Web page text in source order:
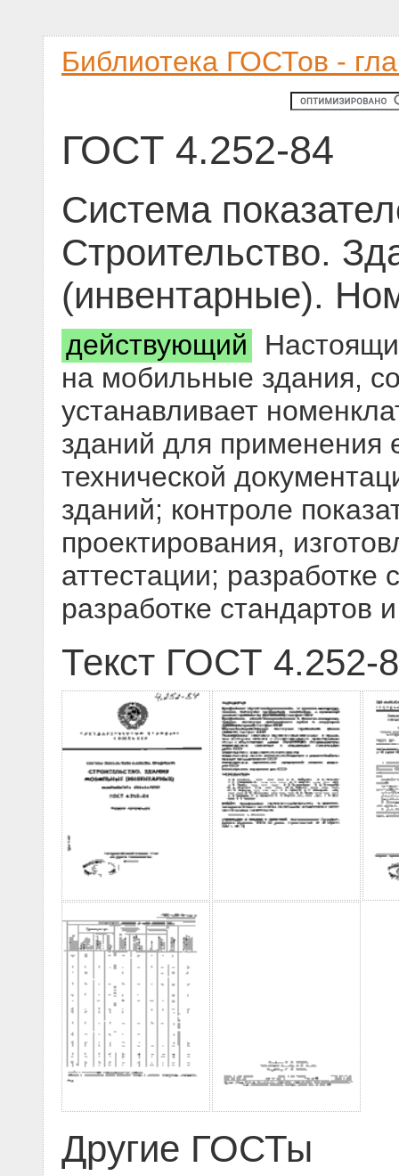
Библиотека ГОСТов -
ГОСТ 4.252-84
Система
Строительство.
(инвентарные).
действующий
на мобильные здания,
устанавливает
зданий для применения
технической
зданий; контроле
проектирования,
аттестации; разработке
разработке стандартов
Текст ГОСТ 4.252-
Другие ГОСТы